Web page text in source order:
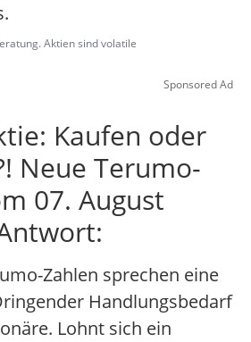
Aktien sind volatile
Sponsored Ad
Kaufen oder
Neue Terumo-
07. August
Zahlen sprechen eine
Handlungsbedarf
Lohnt sich ein